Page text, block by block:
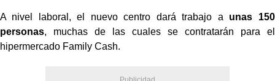
A nivel laboral, el nuevo centro dará trabajo a unas 150
personas, muchas de las cuales se contratarán para el
hipermercado Family Cash.